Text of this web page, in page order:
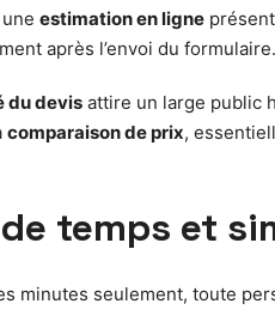
estimation en ligne
après l’envoi du
du devis attire un large public
comparaison de prix,
temps et
minutes seulement, toute